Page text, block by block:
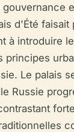
d'Été faisait
à introduire
principes
Le palais
Russie